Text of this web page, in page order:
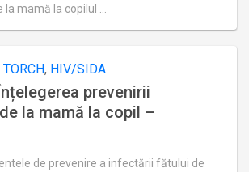
mamă la copilul …
, HIV/SIDA
prevenirii
la mamă la copil –
de prevenire a infectării fătului de